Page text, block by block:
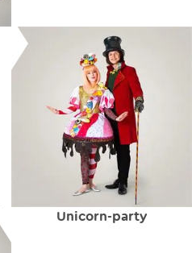
Unicorn-party